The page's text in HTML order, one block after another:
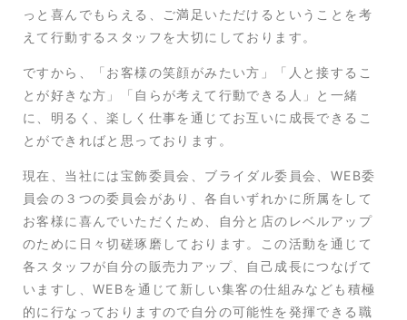
っと喜んでもらえる、ご満足いただけるということを考
えて行動するスタッフを大切にしております。
ですから、「お客様の笑顔がみたい方」「人と接するこ
とが好きな方」「自らが考えて行動できる人」と一緒
に、明るく、楽しく仕事を通じてお互いに成長できるこ
とができればと思っております。
現在、当社には宝飾委員会、ブライダル委員会、WEB委
員会の３つの委員会があり、各自いずれかに所属をして
お客様に喜んでいただくため、自分と店のレベルアップ
のために日々切磋琢磨しております。この活動を通じて
各スタッフが自分の販売力アップ、自己成長につなげて
いますし、WEBを通じて新しい集客の仕組みなども積極
的に行なっておりますので自分の可能性を発揮できる職